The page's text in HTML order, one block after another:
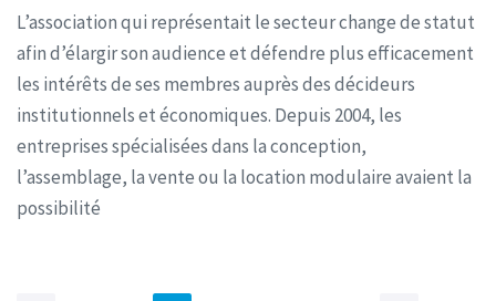
L’association qui représentait le secteur change de statut
afin d’élargir son audience et défendre plus efficacement
les intérêts de ses membres auprès des décideurs
institutionnels et économiques. Depuis 2004, les
entreprises spécialisées dans la conception,
l’assemblage, la vente ou la location modulaire avaient la
possibilité